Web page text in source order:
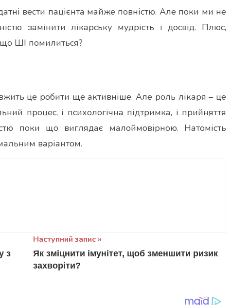
вести пацієнта майже повністю. Але поки ми не
замінити лікарську мудрість і досвід. Плюс,
ШІ помилиться?
це робити ще активніше. Але роль лікаря – це
процес, і психологічна підтримка, і прийняття
поки що виглядає малоймовірною. Натомість
варіантом.
з
Наступний запис
Як зміцнити імунітет, щоб зменшити ризик
захворіти?